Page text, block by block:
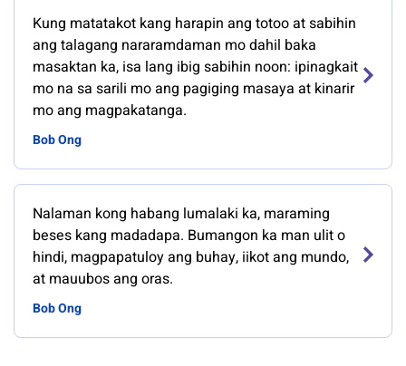
Kung matatakot kang harapin ang totoo at sabihin
ang talagang nararamdaman mo dahil baka
masaktan ka, isa lang ibig sabihin noon: ipinagkait
mo na sa sarili mo ang pagiging masaya at kinarir
mo ang magpakatanga.
Bob Ong
Nalaman kong habang lumalaki ka, maraming
beses kang madadapa. Bumangon ka man ulit o
hindi, magpapatuloy ang buhay, iikot ang mundo,
at mauubos ang oras.
Bob Ong